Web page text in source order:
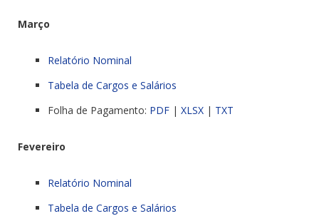
Março
Relatório Nominal
Tabela de Cargos e Salários
Folha de Pagamento: PDF | XLSX | TXT
Fevereiro
Relatório Nominal
Tabela de Cargos e Salários